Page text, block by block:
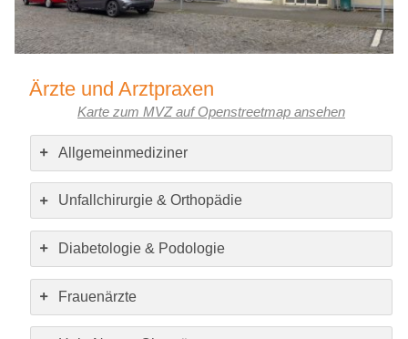
Ärzte und Arztpraxen
Karte zum MVZ auf Openstreetmap ansehen
Allgemeinmediziner
Unfallchirurgie & Orthopädie
Diabetologie & Podologie
Frauenärzte